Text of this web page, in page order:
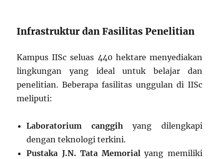
Infrastruktur dan Fasilitas Penelitian
Kampus IISc seluas 440 hektare menyediakan
lingkungan yang ideal untuk belajar dan
penelitian. Beberapa fasilitas unggulan di IISc
meliputi:
Laboratorium canggih yang dilengkapi
dengan teknologi terkini.
Pustaka J.N. Tata Memorial yang memiliki